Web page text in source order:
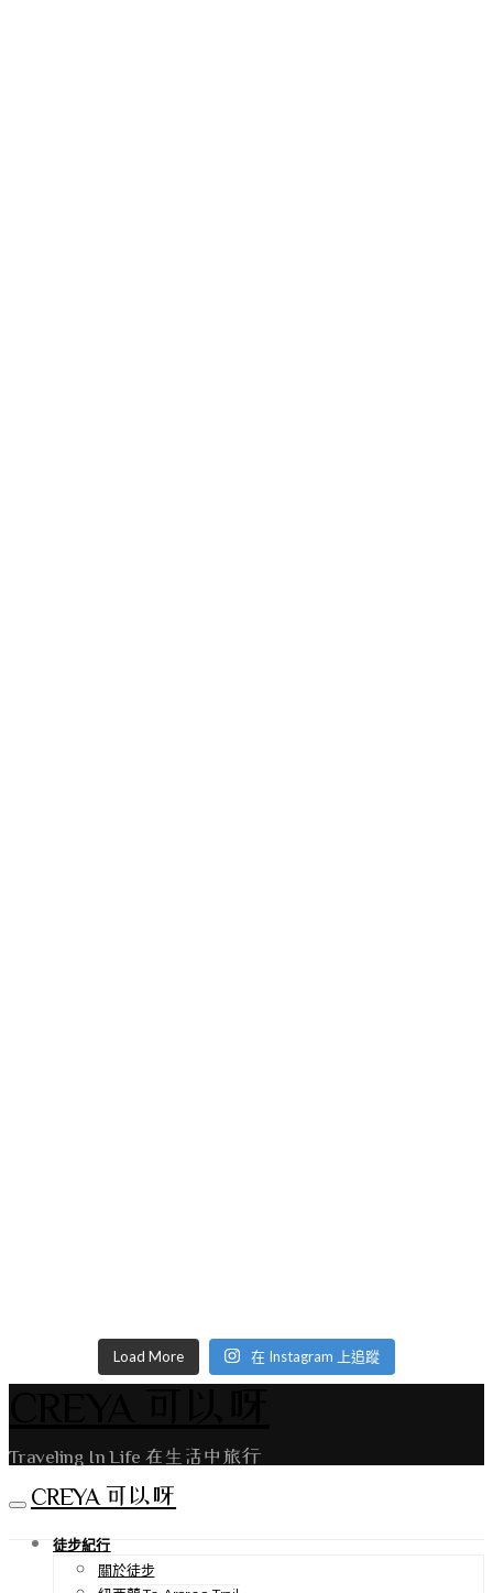
Load More 在 Instagram 上追蹤
Traveling In Life 在生活中旅行
CREYA 可以呀
徒步紀行
關於徒步